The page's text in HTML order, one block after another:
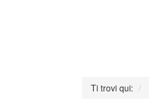
Ti trovi qui: